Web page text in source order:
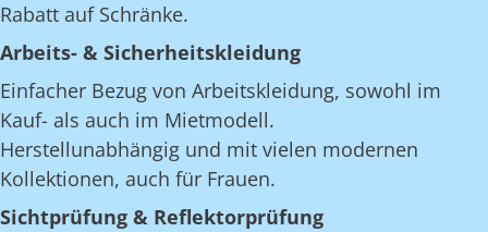
Rabatt auf Schränke.
Arbeits- & Sicherheitskleidung
Einfacher Bezug von Arbeitskleidung, sowohl im
Kauf- als auch im Mietmodell.
Herstellunabhängig und mit vielen modernen
Kollektionen, auch für Frauen.
Sichtprüfung & Reflektorprüfung